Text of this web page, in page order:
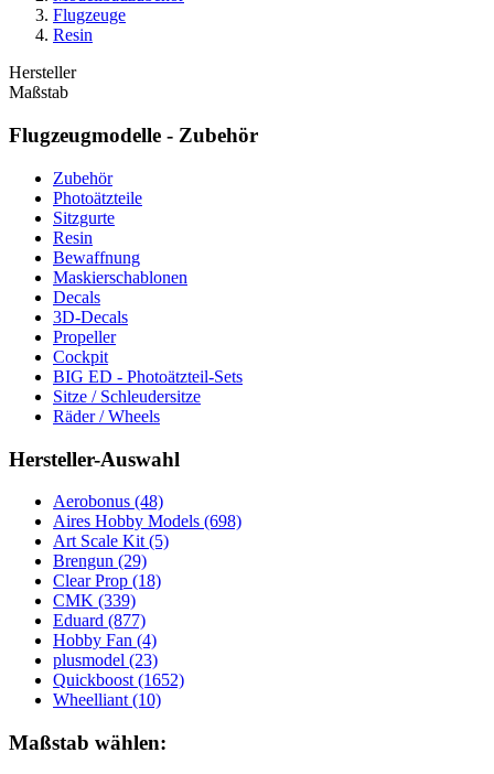
Flugzeuge
Resin
Hersteller
Maßstab
Flugzeugmodelle - Zubehör
Zubehör
Photoätzteile
Sitzgurte
Resin
Bewaffnung
Maskierschablonen
Decals
3D-Decals
Propeller
Cockpit
BIG ED - Photoätzteil-Sets
Sitze / Schleudersitze
Räder / Wheels
Hersteller-Auswahl
Aerobonus (48)
Aires Hobby Models (698)
Art Scale Kit (5)
Brengun (29)
Clear Prop (18)
CMK (339)
Eduard (877)
Hobby Fan (4)
plusmodel (23)
Quickboost (1652)
Wheelliant (10)
Maßstab wählen: